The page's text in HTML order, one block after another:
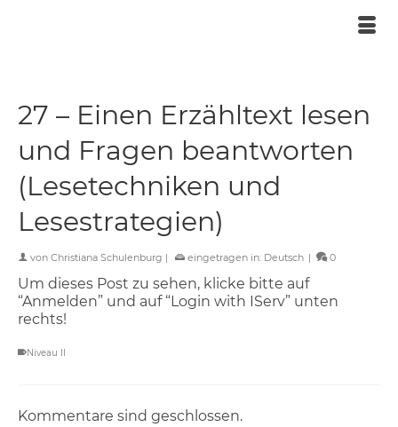
27 – Einen Erzähltext lesen
und Fragen beantworten
(Lesetechniken und
Lesestrategien)
von Christiana Schulenburg | eingetragen in: Deutsch | 0
Um dieses Post zu sehen, klicke bitte auf
“Anmelden” und auf “Login with IServ” unten
rechts!
Niveau II
Kommentare sind geschlossen.